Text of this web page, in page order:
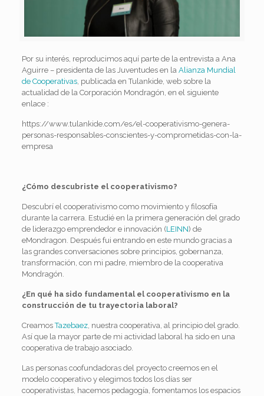
Por su interés, reproducimos aquí parte de la entrevista a Ana
Aguirre – presidenta de las Juventudes en la Alianza Mundial
de Cooperativas, publicada en Tulankide, web sobre la
actualidad de la Corporación Mondragón, en el siguiente
enlace :
https://www.tulankide.com/es/el-cooperativismo-genera-
personas-responsables-conscientes-y-comprometidas-con-la-
empresa
¿Cómo descubriste el cooperativismo?
Descubrí el cooperativismo como movimiento y filosofía
durante la carrera. Estudié en la primera generación del grado
de liderazgo emprendedor e innovación (LEINN) de
eMondragon. Después fui entrando en este mundo gracias a
las grandes conversaciones sobre principios, gobernanza,
transformación, con mi padre, miembro de la cooperativa
Mondragón.
¿En qué ha sido fundamental el cooperativismo en la
construcción de tu trayectoria laboral?
CreamosTazebaez, nuestra cooperativa, al principio del grado.
Así que la mayor parte de mi actividad laboral ha sido en una
cooperativa de trabajo asociado.
Las personas coofundadoras del proyecto creemos en el
modelo cooperativo y elegimos todos los días ser
cooperativistas, hacemos pedagogía, fomentamos los espacios